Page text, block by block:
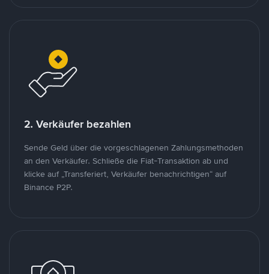
2. Verkäufer bezahlen
Sende Geld über die vorgeschlagenen Zahlungsmethoden
an den Verkäufer. Schließe die Fiat-Transaktion ab und
klicke auf „Transferiert, Verkäufer benachrichtigen“ auf
Binance P2P.